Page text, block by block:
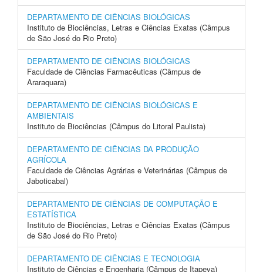
DEPARTAMENTO DE CIÊNCIAS BIOLÓGICAS
Instituto de Biociências, Letras e Ciências Exatas (Câmpus
de São José do Rio Preto)
DEPARTAMENTO DE CIÊNCIAS BIOLÓGICAS
Faculdade de Ciências Farmacêuticas (Câmpus de
Araraquara)
DEPARTAMENTO DE CIÊNCIAS BIOLÓGICAS E
AMBIENTAIS
Instituto de Biociências (Câmpus do Litoral Paulista)
DEPARTAMENTO DE CIÊNCIAS DA PRODUÇÃO
AGRÍCOLA
Faculdade de Ciências Agrárias e Veterinárias (Câmpus de
Jaboticabal)
DEPARTAMENTO DE CIÊNCIAS DE COMPUTAÇÃO E
ESTATÍSTICA
Instituto de Biociências, Letras e Ciências Exatas (Câmpus
de São José do Rio Preto)
DEPARTAMENTO DE CIÊNCIAS E TECNOLOGIA
Instituto de Ciências e Engenharia (Câmpus de Itapeva)